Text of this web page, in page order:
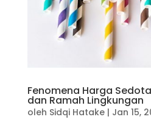
Fenomena Harga
dan Ramah Lingkungan
oleh Sidqi Hatake| Jan 15,